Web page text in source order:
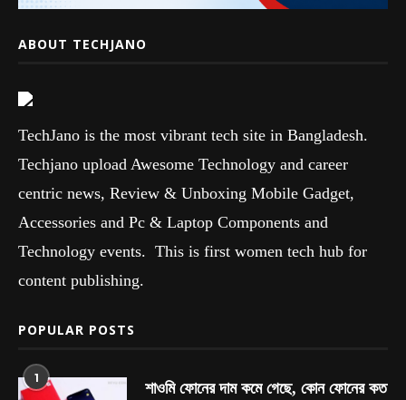
ABOUT TECHJANO
TechJano is the most vibrant tech site in Bangladesh.
Techjano upload Awesome Technology and career
centric news, Review & Unboxing Mobile Gadget,
Accessories and Pc & Laptop Components and
Technology events. This is first women tech hub for
content publishing.
POPULAR POSTS
1
শাওমি ফোনের দাম কমে গেছে, কোন ফোনের কত